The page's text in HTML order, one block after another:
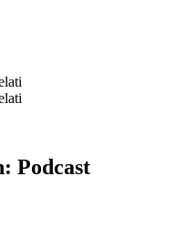
Podcast